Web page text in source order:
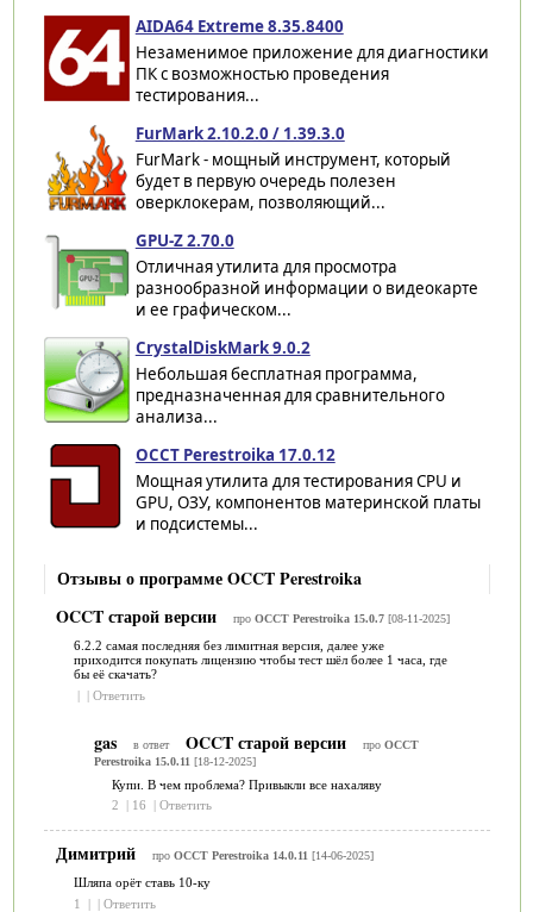
AIDA64 Extreme 8.35.8400
Незаменимое приложение для диагностики
ПК с возможностью проведения
тестирования...
FurMark 2.10.2.0 / 1.39.3.0
FurMark - мощный инструмент, который
будет в первую очередь полезен
оверклокерам, позволяющий...
GPU-Z 2.70.0
Отличная утилита для просмотра
разнообразной информации о видеокарте
и ее графическом...
CrystalDiskMark 9.0.2
Небольшая бесплатная программа,
предназначенная для сравнительного
анализа...
OCCT Perestroika 17.0.12
Мощная утилита для тестирования CPU и
GPU, ОЗУ, компонентов материнской платы
и подсистемы...
Отзывы о программе OCCT Perestroika
OCCT старой версии
про OCCT Perestroika 15.0.7[08-11-2025]
6.2.2 самая последняя без лимитная версия, далее уже
приходится покупать лицензию чтобы тест шёл более 1 часа, где
бы её скачать?
| | Ответить
gas в ответ OCCT старой версии про OCCT
Perestroika 15.0.11 [18-12-2025]
Купи. В чем проблема? Привыкли все нахаляву
2
| 16 | Ответить
Димитрий про OCCT Perestroika 14.0.11 [14-06-2025]
Шляпа орёт ставь 10-ку
1
| | Ответить